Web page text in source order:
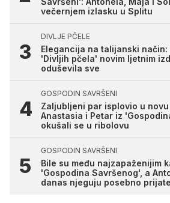
večernjem izlasku u Splitu
DIVLJE PČELE
Elegancija na talijanski način:
'Divljih pčela' novim ljetnim
oduševila sve
GOSPODIN SAVRŠENI
Zaljubljeni par isplovio u
Anastasia i Petar iz
okušali se u ribolovu
GOSPODIN SAVRŠENI
Bile su među najzapaženijim
'Gospodina Savršenog', a
danas njeguju posebno